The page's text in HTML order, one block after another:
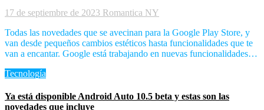
17 de septiembre de 2023 Romantica NY
Todas las novedades que se avecinan para la Google Play Store, y
van desde pequeños cambios estéticos hasta funcionalidades que te
van a encantar. Google está trabajando en nuevas funcionalidades…
Tecnología
Ya está disponible Android Auto 10.5 beta y estas son las
novedades que incluye